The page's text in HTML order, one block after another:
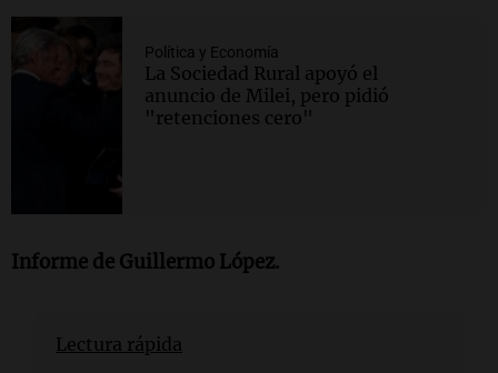
Política y Economía
La Sociedad Rural apoyó el
anuncio de Milei, pero pidió
"retenciones cero"
Informe de Guillermo López.
Lectura rápida